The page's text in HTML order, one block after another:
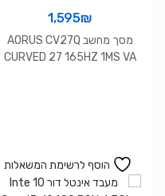
1,595₪
מסך מחשב AORUS CV27Q
CURVED 27 165HZ 1MS VA
הוסף לרשימת המשאלות